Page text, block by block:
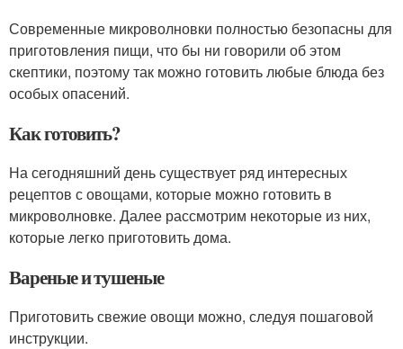
Современные микроволновки полностью безопасны для
приготовления пищи, что бы ни говорили об этом
скептики, поэтому так можно готовить любые блюда без
особых опасений.
Как готовить?
На сегодняшний день существует ряд интересных
рецептов с овощами, которые можно готовить в
микроволновке. Далее рассмотрим некоторые из них,
которые легко приготовить дома.
Вареные и тушеные
Приготовить свежие овощи можно, следуя пошаговой
инструкции.